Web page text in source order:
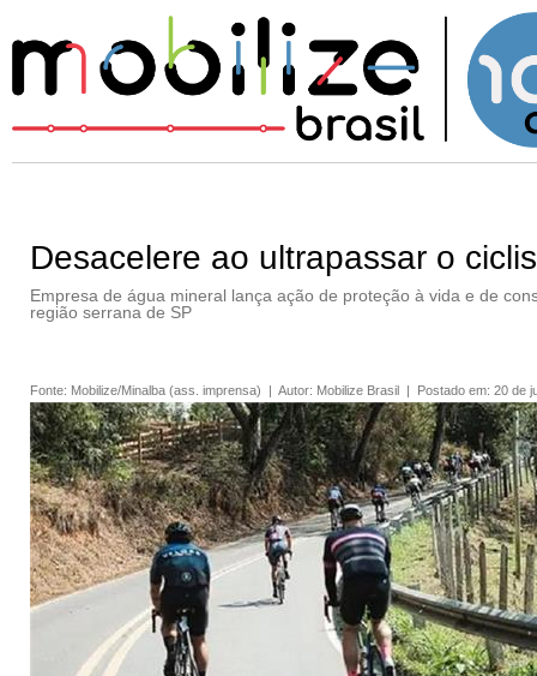
Desacelere ao ultrapassar o
Empresa de água mineral lança ação de proteção à vida e de
região serrana de SP
Fonte: Mobilize/Minalba (ass. imprensa) | Autor: Mobilize Brasil | Postado em: 20 de